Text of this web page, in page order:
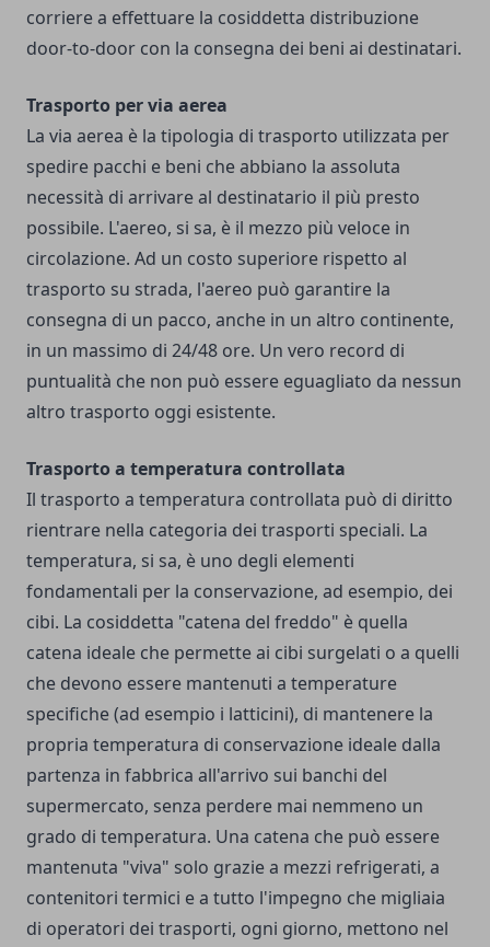
corriere a effettuare la cosiddetta distribuzione
door-to-door con la consegna dei beni ai destinatari.
Trasporto per via aerea
La via aerea è la tipologia di trasporto utilizzata per
spedire pacchi e beni che abbiano la assoluta
necessità di arrivare al destinatario il più presto
possibile. L'aereo, si sa, è il mezzo più veloce in
circolazione. Ad un costo superiore rispetto al
trasporto su strada, l'aereo può garantire la
consegna di un pacco, anche in un altro continente,
in un massimo di 24/48 ore. Un vero record di
puntualità che non può essere eguagliato da nessun
altro trasporto oggi esistente.
Trasporto a temperatura controllata
Il trasporto a temperatura controllata può di diritto
rientrare nella categoria dei trasporti speciali. La
temperatura, si sa, è uno degli elementi
fondamentali per la conservazione, ad esempio, dei
cibi. La cosiddetta "catena del freddo" è quella
catena ideale che permette ai cibi surgelati o a quelli
che devono essere mantenuti a temperature
specifiche (ad esempio i latticini), di mantenere la
propria temperatura di conservazione ideale dalla
partenza in fabbrica all'arrivo sui banchi del
supermercato, senza perdere mai nemmeno un
grado di temperatura. Una catena che può essere
mantenuta "viva" solo grazie a mezzi refrigerati, a
contenitori termici e a tutto l'impegno che migliaia
di operatori dei trasporti, ogni giorno, mettono nel